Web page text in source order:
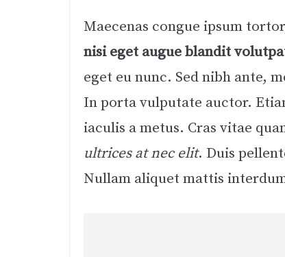
Maecenas congue ipsum
nisi eget augue blandit
eget eu nunc. Sed nibh ante,
In porta vulputate auctor.
iaculis a metus. Cras vitae
ultrices at nec elit. Duis
Nullam aliquet mattis